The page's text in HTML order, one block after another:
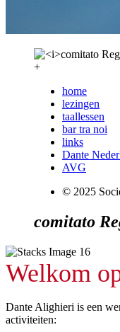
+
home
lezingen
taallessen
bar tra noi
links
Dante
AVG
© 2025
comitato
Welkom
Dante Alighieri is een
activiteiten: